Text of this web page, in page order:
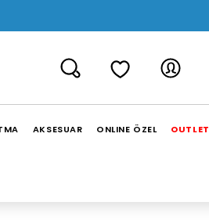
AKSESUAR ONLINE ÖZEL OUTLET